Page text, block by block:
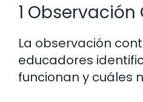
1
La observación
educadores
funcionan y cuáles